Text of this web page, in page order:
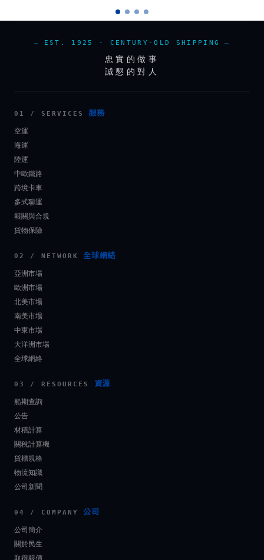
EST. 1925 · CENTURY-OLD SHIPPING
忠實的做事
誠懇的對人
01 / SERVICES 服務
空運
海運
陸運
中歐鐵路
跨境卡車
多式聯運
報關與合規
貨物保險
02 / NETWORK 全球網絡
亞洲市場
歐洲市場
北美市場
南美市場
中東市場
大洋洲市場
全球網絡
03 / RESOURCES 資源
船期查詢
公告
材積計算
關稅計算機
貨櫃規格
物流知識
公司新聞
04 / COMPANY 公司
公司簡介
關於民生
取得報價